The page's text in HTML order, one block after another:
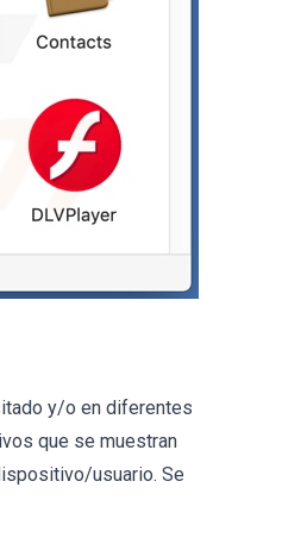
y/o en diferentes
que se muestran
usuario. Se